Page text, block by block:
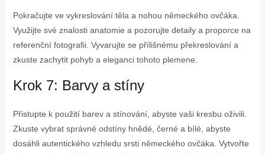
Pokračujte ve vykreslování těla a nohou německého ovčáka.
Využijte své znalosti anatomie a pozorujte detaily a proporce na
referenční fotografii. Vyvarujte se přílišnému překreslování a
zkuste zachytit pohyb a eleganci tohoto plemene.
Krok 7: Barvy a stíny
Přistupte k použití barev a stínování, abyste vaši kresbu oživili.
Zkuste vybrat správné odstíny hnědé, černé a bílé, abyste
dosáhli autentického vzhledu srsti německého ovčáka. Vytvořte